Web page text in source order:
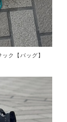
ク【バッグ】